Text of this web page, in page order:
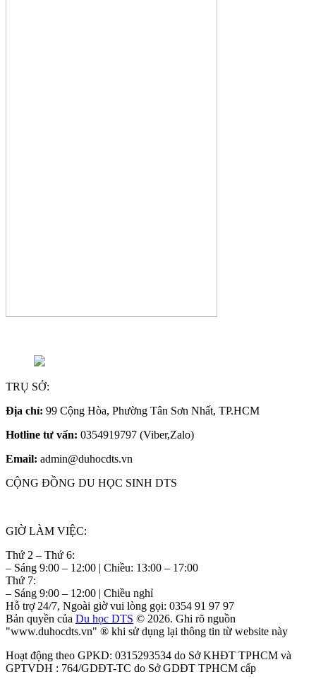
TRỤ SỞ:
Địa chỉ: 99 Cộng Hòa, Phường Tân Sơn Nhất, TP.HCM
Hotline tư vấn: 0354919797 (Viber,Zalo)
Email: admin@duhocdts.vn
CỘNG ĐỒNG DU HỌC SINH DTS
GIỜ LÀM VIỆC:
Thứ 2 – Thứ 6:
– Sáng 9:00 – 12:00 | Chiều: 13:00 – 17:00
Thứ 7:
– Sáng 9:00 – 12:00 | Chiều nghỉ
Hỗ trợ 24/7, Ngoài giờ vui lòng gọi: 0354 91 97 97
Bản quyền của Du học DTS © 2026. Ghi rõ nguồn
"www.duhocdts.vn" ® khi sử dụng lại thông tin từ website này
Hoạt động theo GPKD: 0315293534 do Sở KHĐT TPHCM và
GPTVDH : 764/GDĐT-TC do Sở GDĐT TPHCM cấp